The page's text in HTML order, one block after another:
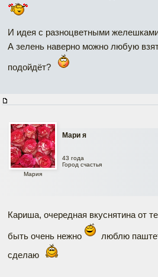
И идея с разноцветными
А зелень наверно можно любую
подойдёт?
Мари я
Мария
43 года
Город счастья
Кариша, очередная вкуснятина от
быть очень нежно
люблю
сделаю